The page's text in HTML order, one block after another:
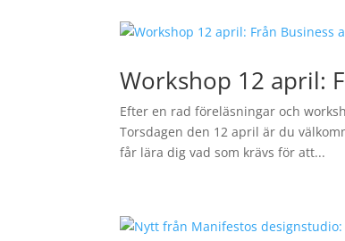
Workshop 12 april:
Efter en rad föreläsningar och
Torsdagen den 12 april är du
får lära dig vad som krävs för att...